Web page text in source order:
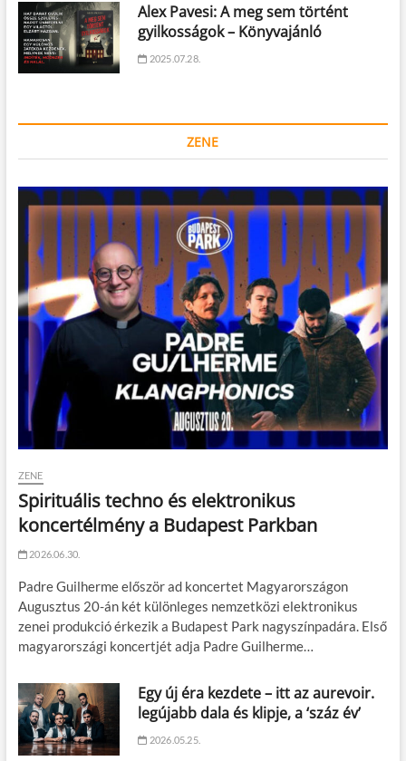
Alex Pavesi: A meg sem történt
gyilkosságok – Könyvajánló
2025.07.28.
ZENE
ZENE
Spirituális techno és elektronikus
koncertélmény a Budapest Parkban
2026.06.30.
Padre Guilherme először ad koncertet Magyarországon
Augusztus 20-án két különleges nemzetközi elektronikus
zenei produkció érkezik a Budapest Park nagyszínpadára. Első
magyarországi koncertjét adja Padre Guilherme…
Egy új éra kezdete – itt az aurevoir.
legújabb dala és klipje, a ‘száz év’
2026.05.25.